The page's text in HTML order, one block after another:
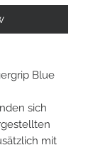
Blue
sich
mit